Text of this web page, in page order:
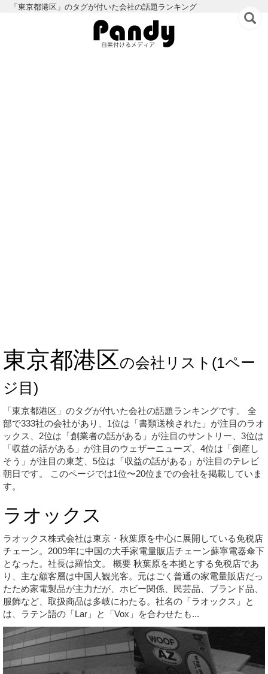
「東京都港区」のタグが付いた会社の話題ランキング
東京都港区の会社リスト (1ペー
ジ目)
「東京都港区」のタグが付いた会社の話題ランキングです。 全
部で333社の会社があり、1位は「書類送検された」が注目のラオ
ックス、2位は「創業者の話がある」が注目のサントリー、3位は
「収益の話がある」が注目のウェザーニューズ、4位は「倒産し
そう」が注目の東芝、5位は「収益の話がある」が注目のテレビ
朝日です。 このページでは1位〜20位までの会社を掲載していま
す。
ラオックス
ラオックス株式会社は東京・秋葉原を中心に展開している免税店
チェーン。2009年に中国の大手家電量販店チェーン蘇寧電器傘下
となった。社長は羅怡文。 概要 秋葉原を本拠とする免税店であ
り、主な顧客層は中国人観光客。元はごく普通の家電量販店だっ
たため家電製品が主力だが、ホビー関係、民芸品、ブランド品、
服飾など、取扱商品は多岐にわたる。社名の「ラオックス」と
は、ラテン語の「Lar」と「Vox」を合わせたも...